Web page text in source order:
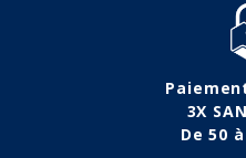
3X
De 50